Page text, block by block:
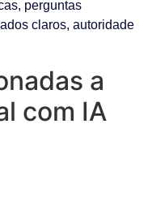
perguntas
claros, autoridade
a
com IA